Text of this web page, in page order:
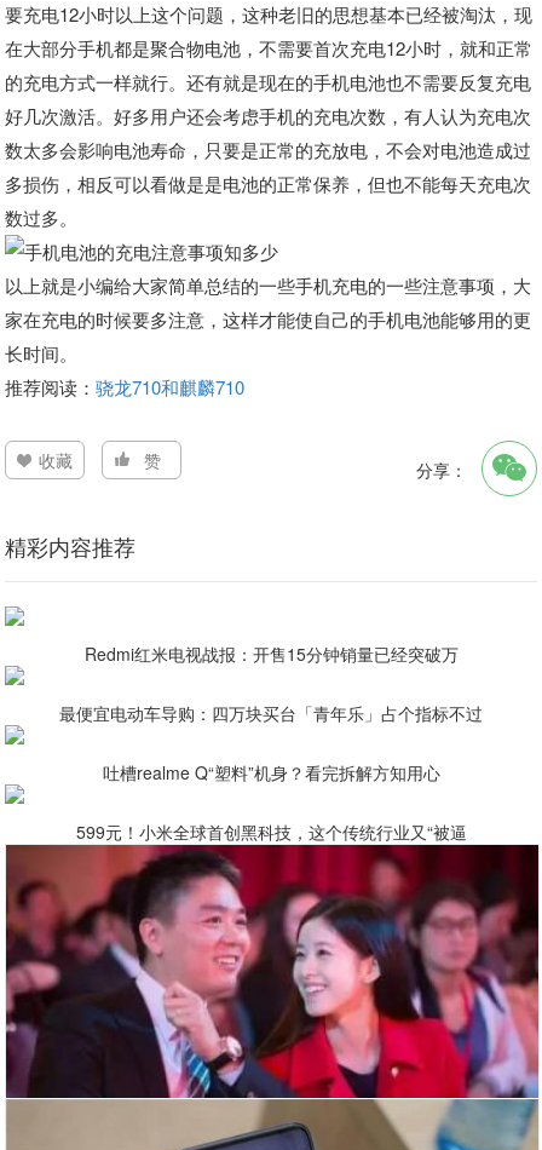
要充电12小时以上这个问题，这种老旧的思想基本已经被淘汰，现
在大部分手机都是聚合物电池，不需要首次充电12小时，就和正常
的充电方式一样就行。还有就是现在的手机电池也不需要反复充电
好几次激活。好多用户还会考虑手机的充电次数，有人认为充电次
数太多会影响电池寿命，只要是正常的充放电，不会对电池造成过
多损伤，相反可以看做是是电池的正常保养，但也不能每天充电次
数过多。
以上就是小编给大家简单总结的一些手机充电的一些注意事项，大
家在充电的时候要多注意，这样才能使自己的手机电池能够用的更
长时间。
推荐阅读：骁龙710和麒麟710
收藏 赞 分享：
精彩内容推荐
Redmi红米电视战报：开售15分钟销量已经突破万
最便宜电动车导购：四万块买台「青年乐」占个指标不过
吐槽realme Q“塑料”机身？看完拆解方知用心
599元！小米全球首创黑科技，这个传统行业又“被逼